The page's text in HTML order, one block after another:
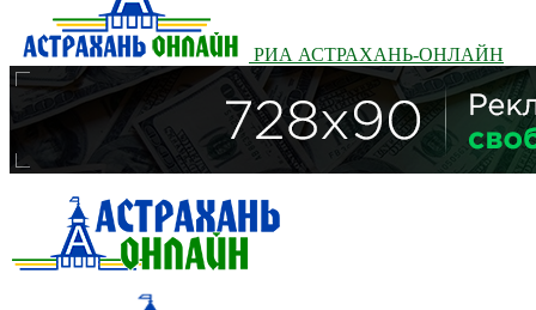
РИА АСТРАХАНЬ-ОНЛАЙН